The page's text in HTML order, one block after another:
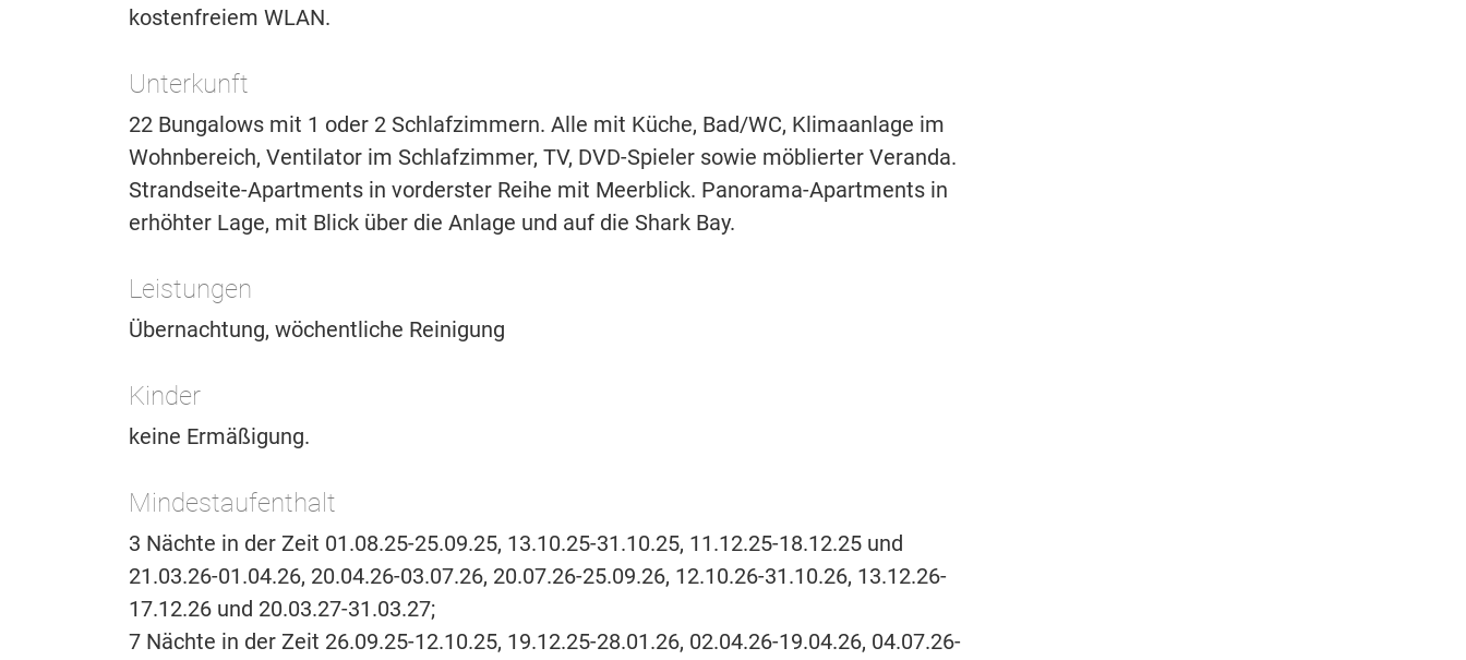
kostenfreiem WLAN.
Unterkunft
22 Bungalows mit 1 oder 2 Schlafzimmern. Alle mit Küche, Bad/WC, Klimaanlage im
Wohnbereich, Ventilator im Schlafzimmer, TV, DVD-Spieler sowie möblierter Veranda.
Strandseite-Apartments in vorderster Reihe mit Meerblick. Panorama-Apartments in
erhöhter Lage, mit Blick über die Anlage und auf die Shark Bay.
Leistungen
Übernachtung, wöchentliche Reinigung
Kinder
keine Ermäßigung.
Mindestaufenthalt
3 Nächte in der Zeit 01.08.25-25.09.25, 13.10.25-31.10.25, 11.12.25-18.12.25 und
21.03.26-01.04.26, 20.04.26-03.07.26, 20.07.26-25.09.26, 12.10.26-31.10.26, 13.12.26-
17.12.26 und 20.03.27-31.03.27;
7 Nächte in der Zeit 26.09.25-12.10.25, 19.12.25-28.01.26, 02.04.26-19.04.26, 04.07.26-